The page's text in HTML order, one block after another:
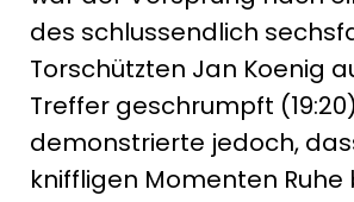
des schlussendlich
Torschützten Jan Koenig
Treffer geschrumpft
demonstrierte jedoch,
kniffligen Momenten